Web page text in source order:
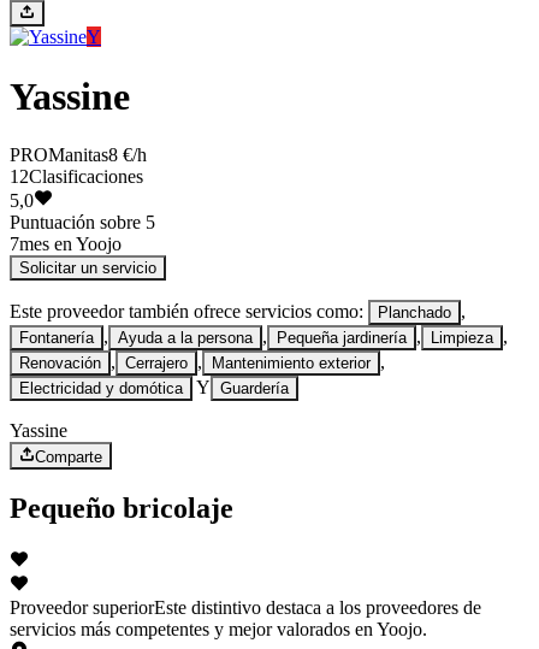
Y
Yassine
PROManitas8 €/h
12Clasificaciones
5,0
Puntuación sobre 5
7mes en Yoojo
Solicitar un servicio
Este proveedor también ofrece servicios como: Planchado ,
Fontanería , Ayuda a la persona , Pequeña jardinería , Limpieza ,
Renovación , Cerrajero , Mantenimiento exterior ,
Electricidad y domótica Y Guardería
Yassine
Comparte
Pequeño bricolaje
Proveedor superiorEste distintivo destaca a los proveedores de
servicios más competentes y mejor valorados en Yoojo.